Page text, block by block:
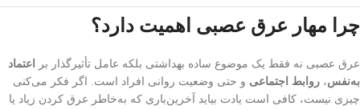
چرا مهار عرق عصبی اهمیت دارد؟
عرق عصبی نه فقط یک موضوع ساده بهداشتی بلکه عامل تأثیرگذار بر
اعتماد
به‌نفس، روابط اجتماعی و حتی وضعیت روانی افراد است. اگر فکر می‌کنی
چیزی نیست، کافی است یادت بیاید آخرین‌باری که به‌خاطر عرق کردن زیاد یا